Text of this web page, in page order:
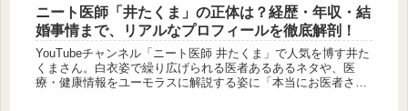
ニート医師「井たくま」の正体は？経歴・年収・結
婚事情まで、リアルなプロフィールを徹底解剖！
YouTubeチャンネル「ニート医師 井たくま」で人気を博す井た
くまさん。白衣姿で繰り広げられる医者あるあるネタや、医
療・健康情報をユーモラスに解説する姿に「本当にお医者さん